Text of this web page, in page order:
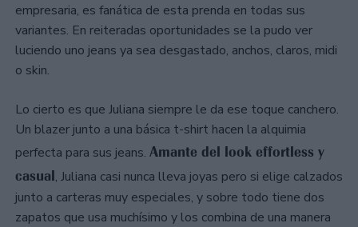
empresaria, es fanática de esta prenda en todas sus
variantes. En reiteradas oportunidades se la pudo ver
luciendo uno jeans ya sea desgastado, anchos, claros, midi
o skin.
Lo cierto es que Juliana siempre le da ese toque canchero.
Un blazer junto a una básica t-shirt hacen la alquimia
perfecta para sus jeans. Amante del look effortless y
casual, Juliana casi nunca lleva joyas pero si elige calzados
junto a carteras muy especiales, y sobre todo tiene dos
zapatos que usa muchísimo y los combina de una manera